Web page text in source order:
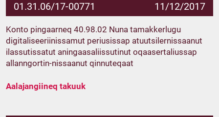
01.31.06/17-00771 11/12/2017
Konto pingaarneq 40.98.02 Nuna tamakkerlugu
digitaliseeriinissamut periusissap atuutsilernissaanut
ilassutissatut aningaasaliissutinut oqaasertaliussap
allanngortin-nissaanut qinnuteqaat
Aalajangiineq takuuk